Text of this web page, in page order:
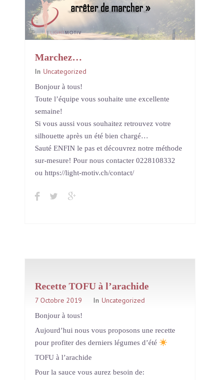
Marchez…
In Uncategorized
Bonjour à tous!
Toute l’équipe vous souhaite une excellente
semaine!
Si vous aussi vous souhaitez retrouvez votre
silhouette après un été bien chargé…
Sauté ENFIN le pas et découvrez notre méthode
sur-mesure! Pour nous contacter 0228108332
ou https://light-motiv.ch/contact/
Recette TOFU à l’arachide
7 Octobre 2019 In Uncategorized
Bonjour à tous!
Aujourd’hui nous vous proposons une recette
pour profiter des derniers légumes d’été
TOFU à l’arachide
Pour la sauce vous aurez besoin de: